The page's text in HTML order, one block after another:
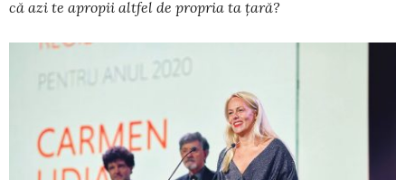
că azi te apropii altfel de propria ta țară?